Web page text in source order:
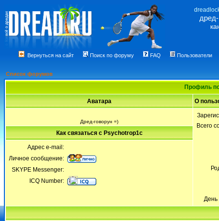
Вернуться на сайт Поиск по форуму FAQ Пользователи
Список форумов
Профиль
Аватара О
Дред-говорун =)
Всего
День
Как связаться с Psychotrop1c
Адрес e-mail:
Личное сообщение:
SKYPE Messenger:
ICQ Number: